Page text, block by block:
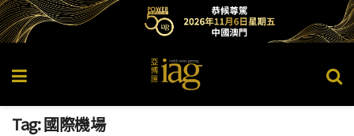
Tag:國際機場